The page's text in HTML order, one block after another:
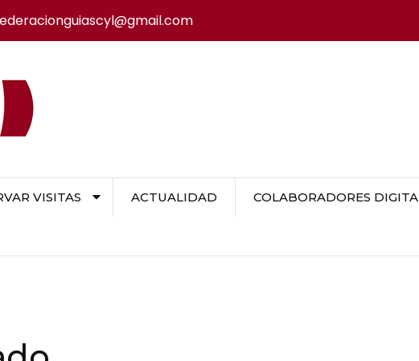
VISITAS ACTUALIDAD COLABORADORES